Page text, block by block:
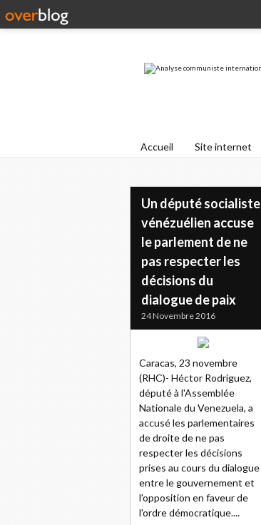
Accueil Site internet
Un député socialiste
vénézuélien accuse
le parlement de ne
pas respecter les
décisions du
dialogue de paix
24 Novembre 2016
Caracas, 23 novembre
(RHC)- Héctor Rodríguez,
député à l'Assemblée
Nationale du Venezuela, a
accusé les parlementaires
de droite de ne pas
respecter les décisions
prises au cours du dialogue
entre le gouvernement et
l'opposition en faveur de
l'ordre démocratique....